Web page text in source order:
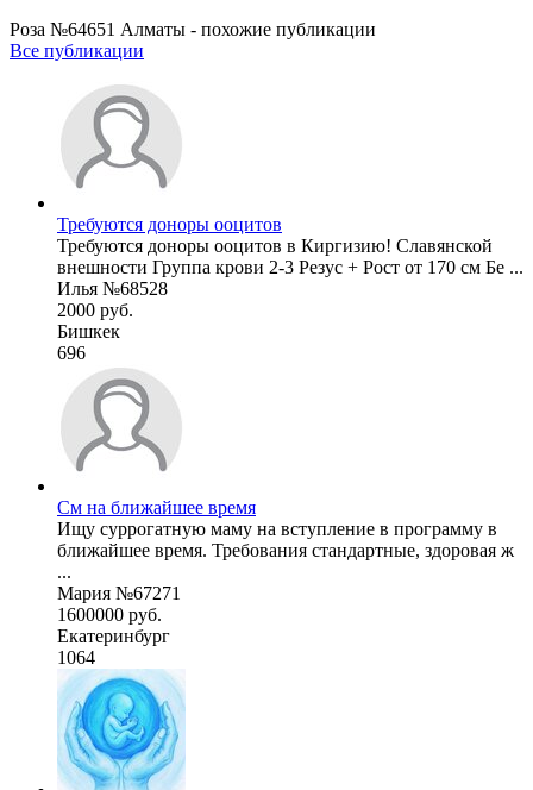
Роза №64651 Алматы - похожие публикации
Все публикации
Требуются доноры ооцитов
Требуются доноры ооцитов в Киргизию! Славянской
внешности Группа крови 2-3 Резус + Рост от 170 см Бе ...
Илья №68528
2000 руб.
Бишкек
696
См на ближайшее время
Ищу суррогатную маму на вступление в программу в
ближайшее время. Требования стандартные, здоровая ж
...
Мария №67271
1600000 руб.
Екатеринбург
1064